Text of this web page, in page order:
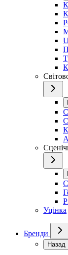
Уцінка
Бренди
Назад